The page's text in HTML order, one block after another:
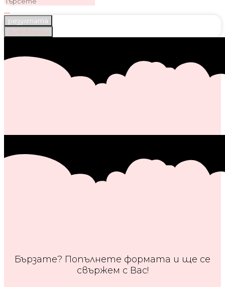
резултата
Виж всички
Бързате? Попълнете формата и ще се
свържем с Вас!